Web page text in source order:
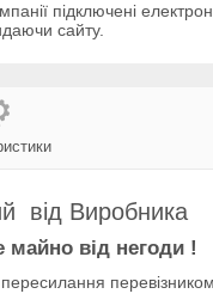
підключені
сайту.
від Виробника
майно від негоди !
перевізником